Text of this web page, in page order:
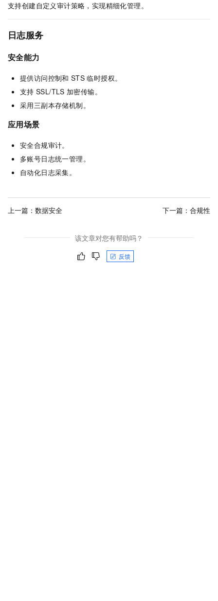
支持创建自定义审计策略，实现精细化管理。
日志服务
安全能力
提供访问控制和 STS 临时授权。
支持 SSL/TLS 加密传输。
采用三副本存储机制。
应用场景
安全合规审计。
多账号日志统一管理。
自动化日志采集。
上一篇： 数据安全 下一篇： 合规性
该文章对您有帮助吗？
反馈